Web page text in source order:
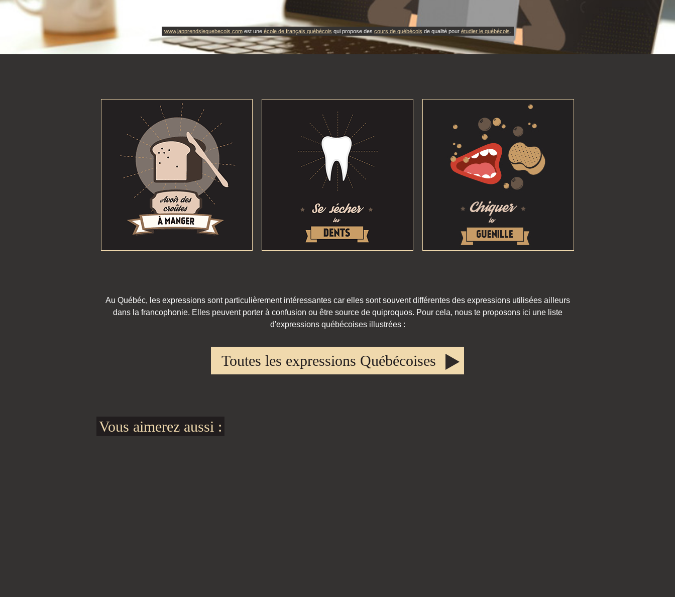
www.japprendslequebecois.comest une école de français québécois qui propose des cours de québécois de qualité pour étudier le québécois
Au Québéc, les expressions sont particulièrement intéressantes car elles sont souvent différentes des expressions utilisées ailleurs
dans la francophonie. Elles peuvent porter à confusion ou être source de quiproquos. Pour cela, nous te proposons ici une liste
d'expressions québécoises illustrées :
Toutes les expressions Québécoises
Vous aimerez aussi :